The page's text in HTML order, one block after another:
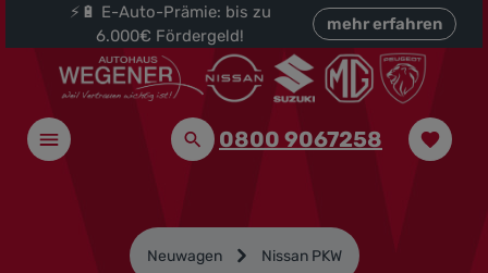
springen
⚡🔋 E-Auto-Prämie: bis zu
6.000€ Fördergeld!
mehr erfahren
0800 9067258
Neuwagen Nissan PKW